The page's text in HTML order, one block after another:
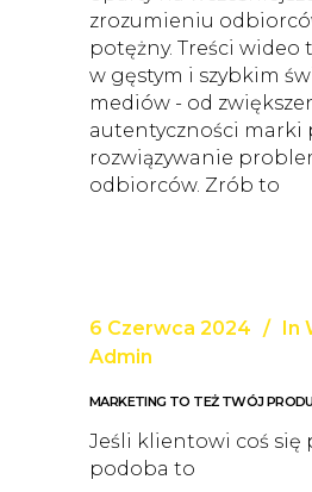
zrozumieniu
potężny. Treści wideo
w gęstym i szybkim
mediów - od
autentyczności marki
rozwiązywanie
odbiorców. Zrób to
6 Czerwca 2024 In
Admin
MARKETING TO TEŻ TWÓJ
Jeśli klientowi coś się
podoba to